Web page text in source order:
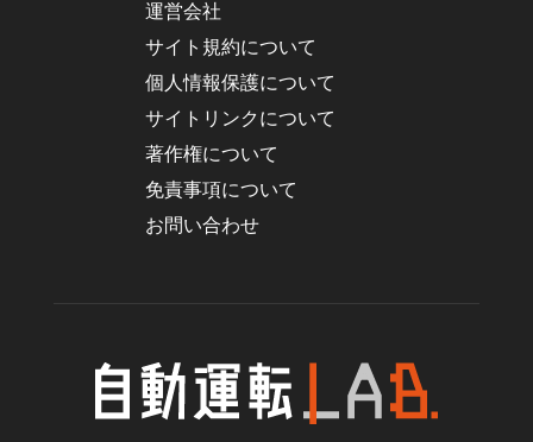
運営会社
サイト規約について
個人情報保護について
サイトリンクについて
著作権について
免責事項について
お問い合わせ